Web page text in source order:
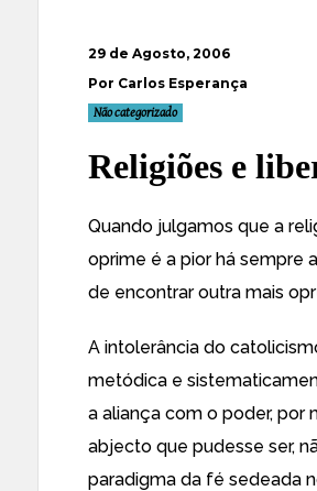
29 de Agosto, 2006
Por Carlos Esperança
Não categorizado
Religiões e
Quando julgamos que a
oprime é a pior há sempre
de encontrar outra mais
A intolerância do
metódica e
a aliança com o poder, por
abjecto que pudesse ser,
paradigma da fé sedeada